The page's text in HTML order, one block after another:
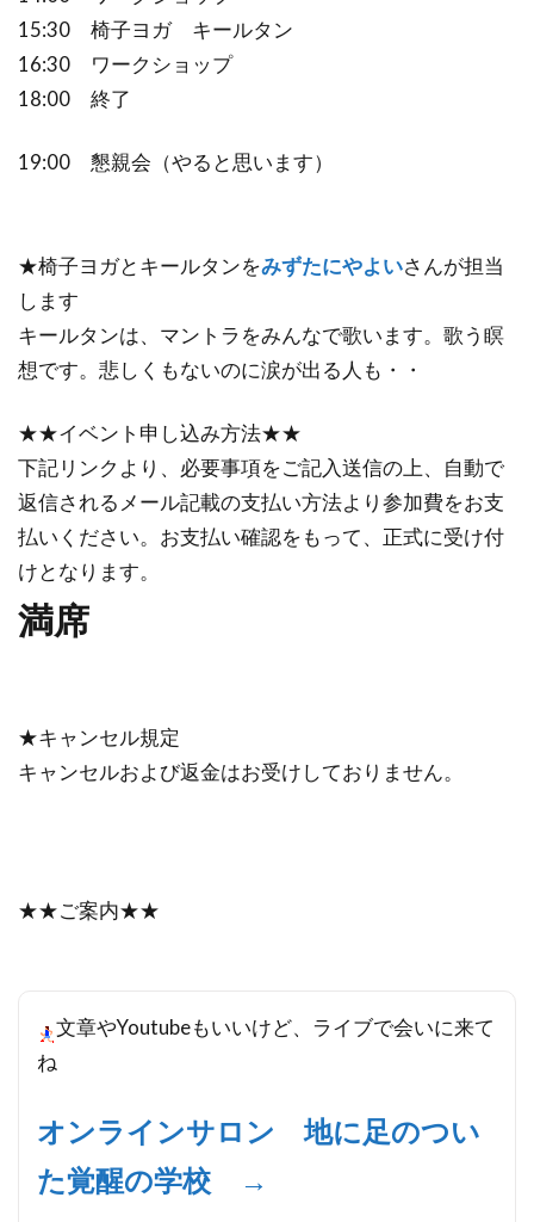
15:30 椅子ヨガ キールタン
16:30 ワークショップ
18:00 終了
19:00 懇親会（やると思います）
★椅子ヨガとキールタンをみずたにやよいさんが担当
します
キールタンは、マントラをみんなで歌います。歌う瞑
想です。悲しくもないのに涙が出る人も・・
★★イベント申し込み方法★★
下記リンクより、必要事項をご記入送信の上、自動で
返信されるメール記載の支払い方法より参加費をお支
払いください。お支払い確認をもって、正式に受け付
けとなります。
満席
★キャンセル規定
キャンセルおよび返金はお受けしておりません。
★★ご案内★★
文章やYoutubeもいいけど、ライブで会いに来て
ね
オンラインサロン 地に足のつい
た覚醒の学校 →